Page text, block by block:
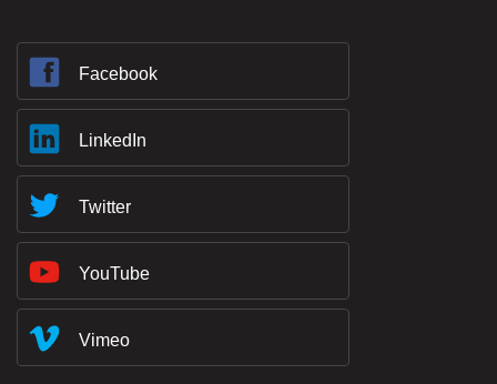
Facebook
LinkedIn
Twitter
YouTube
Vimeo